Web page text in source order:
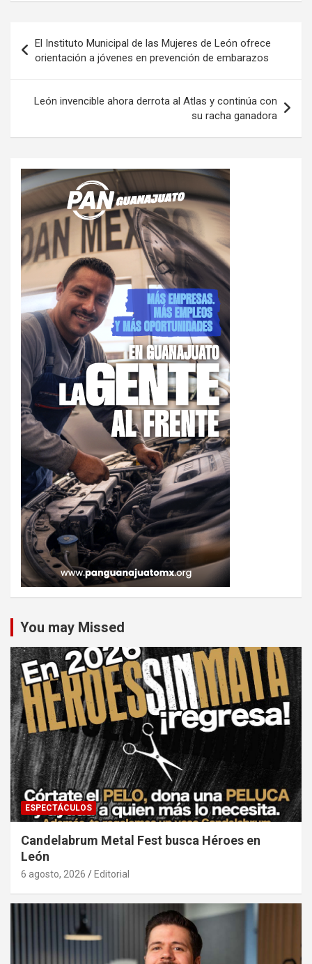
de
entradas
El Instituto Municipal de las Mujeres de León ofrece
orientación a jóvenes en prevención de embarazos
León invencible ahora derrota al Atlas y continúa con
su racha ganadora
You may Missed
ESPECTÁCULOS
Candelabrum Metal Fest busca Héroes en
León
6 agosto, 2026 Editorial